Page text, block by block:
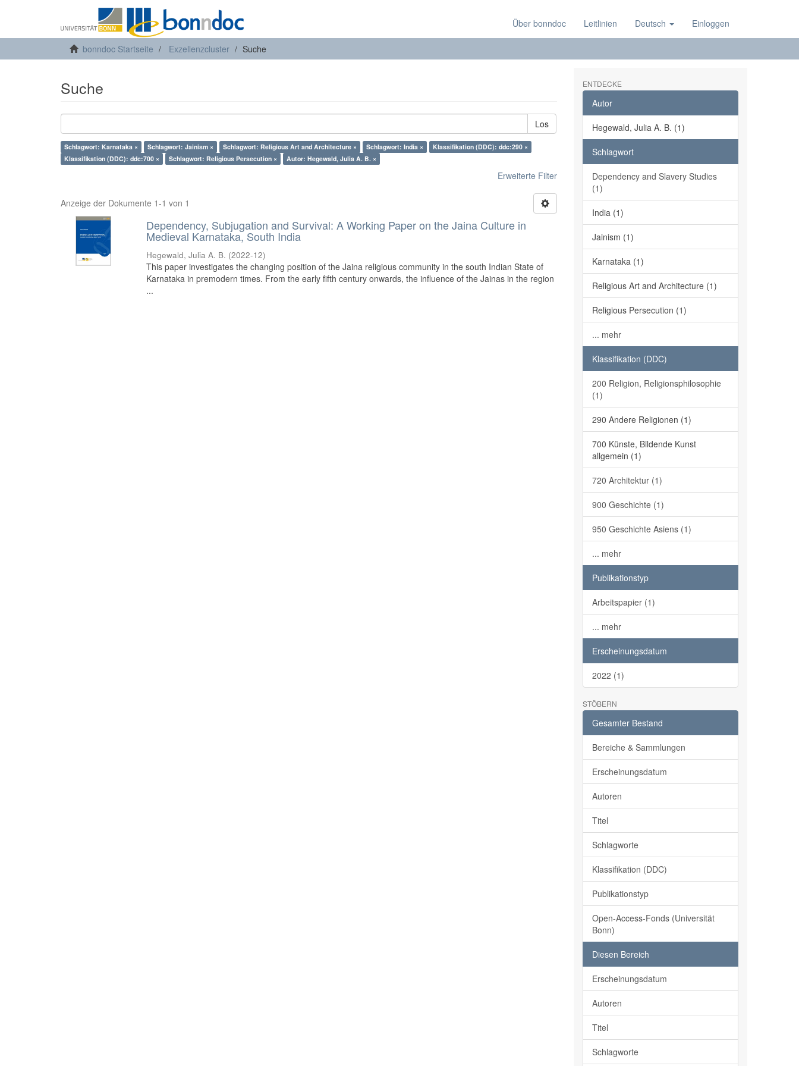
Über bonndoc Leitlinien Deutsch Einloggen
bonndoc Startseite Exzellenzcluster Suche
Suche
Los
Schlagwort: Karnataka × Schlagwort: Jainism × Schlagwort: Religious Art and Architecture × Schlagwort: India ×
Klassifikation (DDC): ddc:290 ×
Klassifikation (DDC): ddc:700 ×
Schlagwort: Religious Persecution × Autor: Hegewald, Julia A. B. ×
Erweiterte Filter
Anzeige der Dokumente 1-1 von 1
Dependency, Subjugation and Survival: A Working Paper on the Jaina Culture in
Medieval Karnataka, South India
Hegewald, Julia A. B. (2022-12)
This paper investigates the changing position of the Jaina religious community in the south Indian State of
Karnataka in premodern times. From the early fifth century onwards, the influence of the Jainas in the region
...
ENTDECKE
Autor
Hegewald, Julia A. B. (1)
Schlagwort
Dependency and Slavery Studies
(1)
India (1)
Jainism (1)
Karnataka (1)
Religious Art and Architecture (1)
Religious Persecution (1)
... mehr
Klassifikation (DDC)
200 Religion, Religionsphilosophie
(1)
290 Andere Religionen (1)
700 Künste, Bildende Kunst
allgemein (1)
720 Architektur (1)
900 Geschichte (1)
950 Geschichte Asiens (1)
... mehr
Publikationstyp
Arbeitspapier (1)
... mehr
Erscheinungsdatum
2022 (1)
STÖBERN
Gesamter Bestand
Bereiche & Sammlungen
Erscheinungsdatum
Autoren
Titel
Schlagworte
Klassifikation (DDC)
Publikationstyp
Open-Access-Fonds (Universität
Bonn)
Diesen Bereich
Erscheinungsdatum
Autoren
Titel
Schlagworte